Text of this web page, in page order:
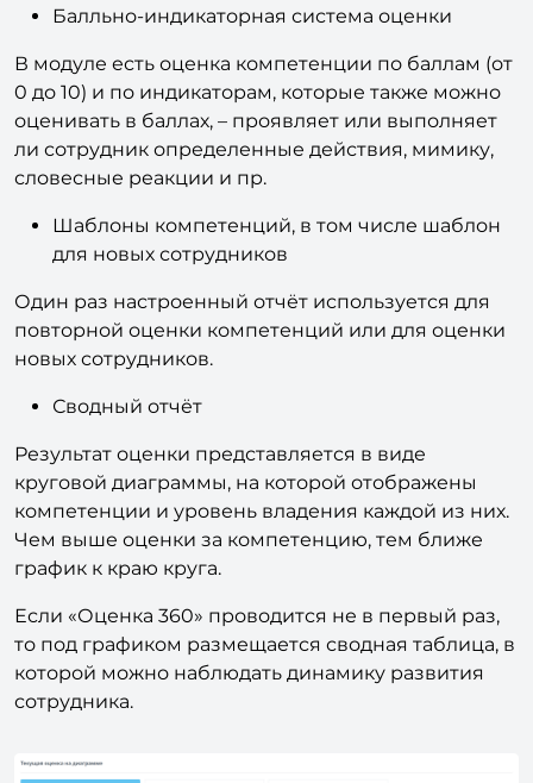
Балльно-индикаторная система оценки
В модуле есть оценка компетенции по баллам (от
0 до 10) и по индикаторам, которые также можно
оценивать в баллах, – проявляет или выполняет
ли сотрудник определенные действия, мимику,
словесные реакции и пр.
Шаблоны компетенций, в том числе шаблон
для новых сотрудников
Один раз настроенный отчёт используется для
повторной оценки компетенций или для оценки
новых сотрудников.
Сводный отчёт
Результат оценки представляется в виде
круговой диаграммы, на которой отображены
компетенции и уровень владения каждой из них.
Чем выше оценки за компетенцию, тем ближе
график к краю круга.
Если «Оценка 360» проводится не в первый раз,
то под графиком размещается сводная таблица, в
которой можно наблюдать динамику развития
сотрудника.